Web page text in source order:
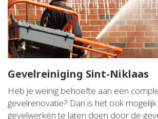
Gevelreiniging Sint-Niklaas
Heb je weinig behoefte aan een
gevelrenovatie? Dan is het ook
gevelwerken te laten doen door de